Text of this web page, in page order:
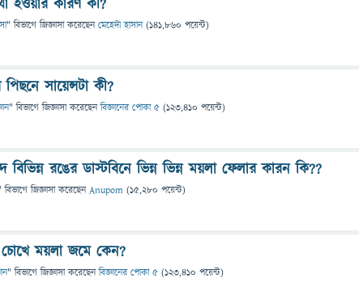
হওয়ার কারণ কী?
" বিভাগে জিজ্ঞাসাকরেছেনমেহেদী হাসান (141,860 পয়েন্ট)
সায়েন্সটা কী?
" বিভাগে জিজ্ঞাসাকরেছেনবিজ্ঞানের পোকা ৫ (123,410 পয়েন্ট)
রঙের ডাস্টবিনে ভিন্ন ভিন্ন ময়লা ফেলার কারন কি??
বিভাগে জিজ্ঞাসাকরেছেনAnupom (15,280 পয়েন্ট)
ময়লা জমে কেন?
" বিভাগে জিজ্ঞাসাকরেছেনবিজ্ঞানের পোকা ৫ (123,410 পয়েন্ট)